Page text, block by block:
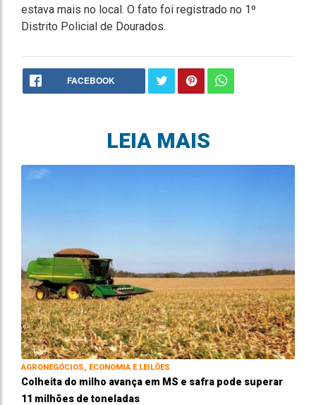
estava mais no local. O fato foi registrado no 1º
Distrito Policial de Dourados.
FACEBOOK
LEIA MAIS
AGRONEGÓCIOS, ECONOMIA E LEILÕES
Colheita do milho avança em MS e safra pode superar
11 milhões de toneladas